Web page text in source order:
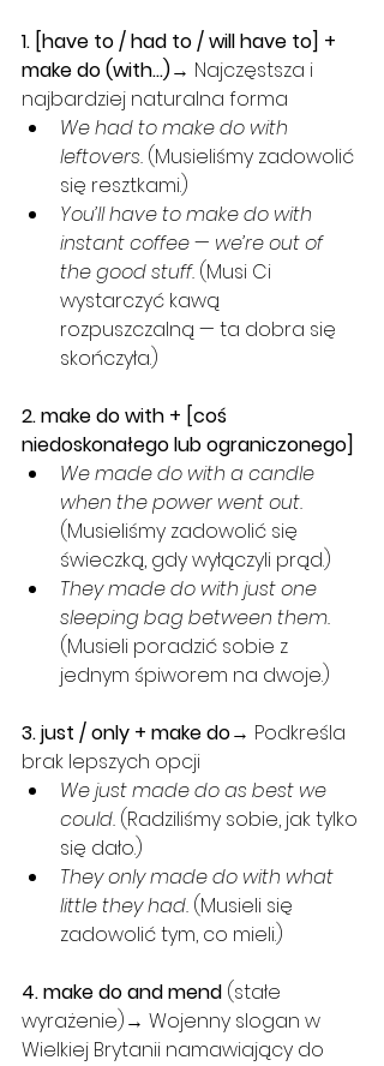
1. [have to / had to / will have to] +
make do (with...)→ Najczęstsza i
najbardziej naturalna forma
We had to make do with
leftovers. (Musieliśmy zadowolić
się resztkami.)
You’ll have to make do with
instant coffee — we’re out of
the good stuff. (Musi Ci
wystarczyć kawą
rozpuszczalną — ta dobra się
skończyła.)
2. make do with + [coś
niedoskonałego lub ograniczonego]
We made do with a candle
when the power went out.
(Musieliśmy zadowolić się
świeczką, gdy wyłączyli prąd.)
They made do with just one
sleeping bag between them.
(Musieli poradzić sobie z
jednym śpiworem na dwoje.)
3. just / only + make do→ Podkreśla
brak lepszych opcji
We just made do as best we
could. (Radziliśmy sobie, jak tylko
się dało.)
They only made do with what
little they had. (Musieli się
zadowolić tym, co mieli.)
4. make do and mend (stałe
wyrażenie)→ Wojenny slogan w
Wielkiej Brytanii namawiający do